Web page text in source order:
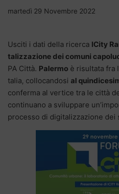
martedì 29 Novembre 2022
Usciti i dati della ricerca ICi­ty
ta­liz­za­zio­ne dei co­mu­ni
PA Cit­tà. Pa­ler­mo è risultata fra
ta­lia, col­lo­can­do­si al
conferma al vertice tra le città
continuano a sviluppare
processo di digitalizzazione dei